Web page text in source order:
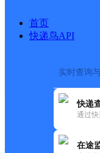
首页
快递鸟API
实时查询
快递
通过
在途